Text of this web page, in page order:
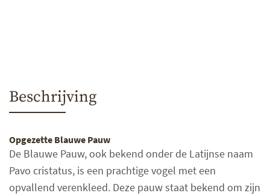
Beschrijving
Opgezette Blauwe Pauw
De Blauwe Pauw, ook bekend onder de Latijnse naam
Pavo cristatus, is een prachtige vogel met een
opvallend verenkleed. Deze pauw staat bekend om zijn